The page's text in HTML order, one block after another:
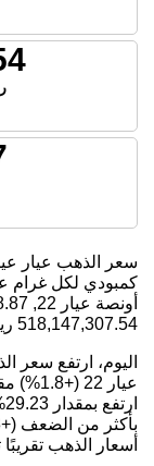
سعر الذهب عيار عيار 22 في كمبوديا
كمبودي لكل غرام عيار
أونصة عيار 22,
518,147,307.54
عيار
أسعار الذهب